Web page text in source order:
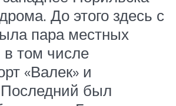
До этого здесь с
пара местных
в том числе
«Валек» и
был